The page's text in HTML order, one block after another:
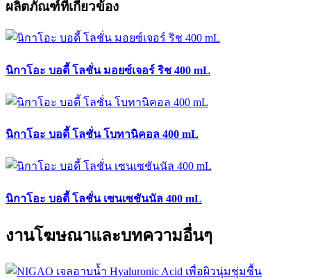
ผลิตภัณฑ์ที่เกี่ยวข้อง
นิกาโอะ บอดี้ โลชั่น มอยซ์เจอร์ ริช 400 mL
นิกาโอะ บอดี้ โลชั่น โบทานิคอล 400 mL
นิกาโอะ บอดี้ โลชั่น เซนเซชันนัล 400 mL
งานโฆษณาและบทความอื่นๆ